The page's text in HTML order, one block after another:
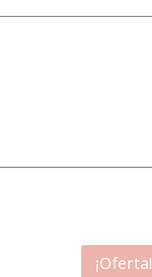
¡Oferta!